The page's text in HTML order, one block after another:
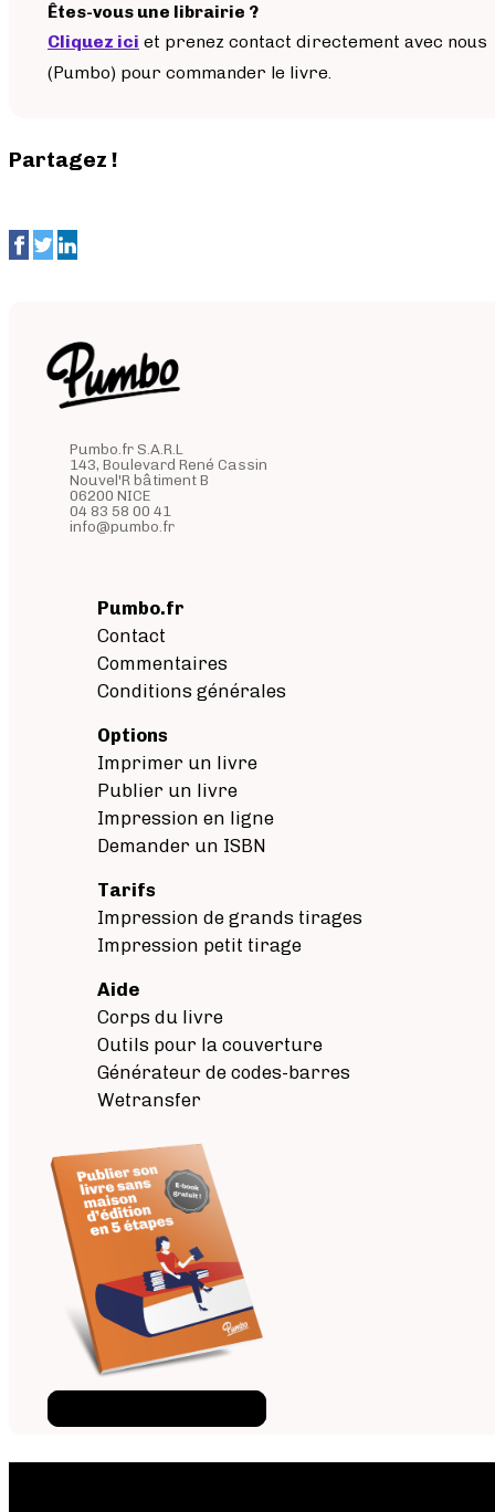
Êtes-vous une librairie ?
Cliquez ici et prenez contact directement avec nous
(Pumbo) pour commander le livre.
Partagez !
Pumbo.fr S.A.R.L
143, Boulevard René Cassin
Nouvel'R bâtiment B
06200 NICE
04 83 58 00 41
info@pumbo.fr
Pumbo.fr
Contact
Commentaires
Conditions générales
Options
Imprimer un livre
Publier un livre
Impression en ligne
Demander un ISBN
Tarifs
Impression de grands tirages
Impression petit tirage
Aide
Corps du livre
Outils pour la couverture
Générateur de codes-barres
Wetransfer